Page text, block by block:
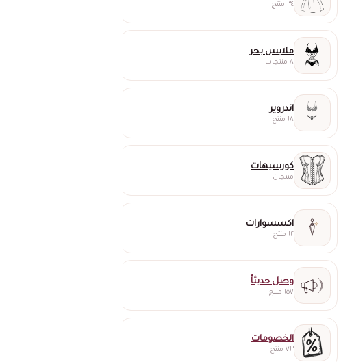
٣٤ منتج
ملابس بحر
٨ منتجات
اندروير
١٨ منتج
كورسيهات
منتجان
اكسسوارات
١٢ منتج
وصل حديثاً
١٥٧ منتج
الخصومات
٧٣ منتج